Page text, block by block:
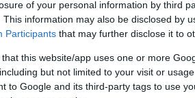
of your personal information by third
This information may also be disclosed by
Participants that may further disclose it to
that this website/app uses one or more
but not limited to your visit or
to Google and its third-party tags to use